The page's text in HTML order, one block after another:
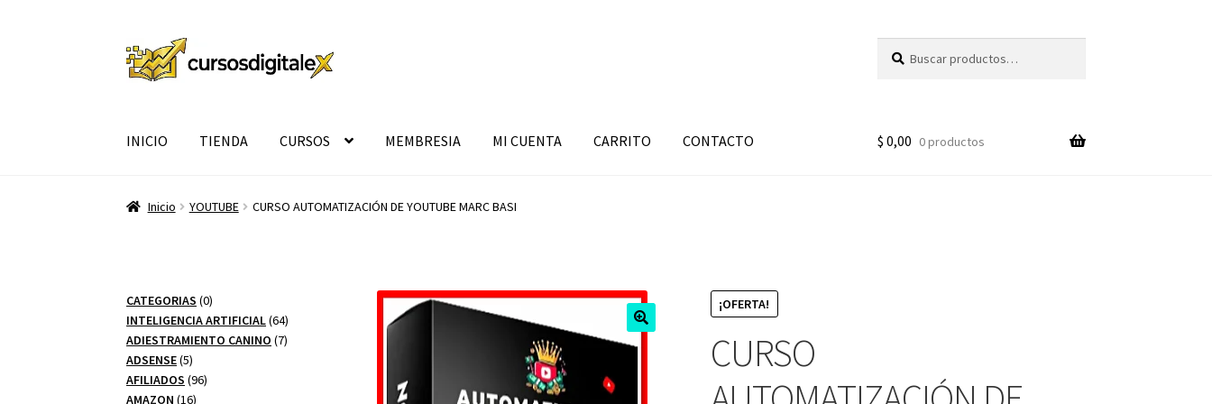
Ir
a
Ir
al
por:
INICIO TIENDA CURSOS MEMBRESIA MI CUENTA CARRITO CONTACTO $ 0,00 0 productos
Inicio YOUTUBE CURSO AUTOMATIZACIÓN DE YOUTUBE MARC BASI
¡OFERTA!
CURSO
CATEGORIAS 00
productos
INTELIGENCIA ARTIFICIAL 6464
productos
ADIESTRAMIENTO CANINO 77
ADSENSE 55
productos
AFILIADOS 9696
AMAZON 1616